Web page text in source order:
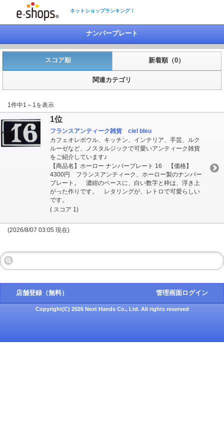
ネットショップランキング！
ナンバープレート
スコア順 新着順（0）
関連カテゴリ
1件中1～1を表示
1位
フランスアンティーク雑貨 ciel bleu
カフェオレボウル、キッチン、インテリア、手芸、ルク
ルーゼなど、ノスタルジックで可愛いアンティーク雑貨
をご紹介しています♪
【商品名】ホーロー ナンバープレート 16 【価格】
4300円 フランスアンティーク、ホーロー製のナンバー
プレート。 濃紺のベースに、白い数字と枠は、浮き上
がった作りです。 レタリングが、レトロで可愛らしい
です。
( スコア 1)
(2026/8/07 03:05 現在)
店舗登録（無料） 管理画面ログイン
Copyright(C) 2026 Next Hands Co., Ltd. All rights reserved